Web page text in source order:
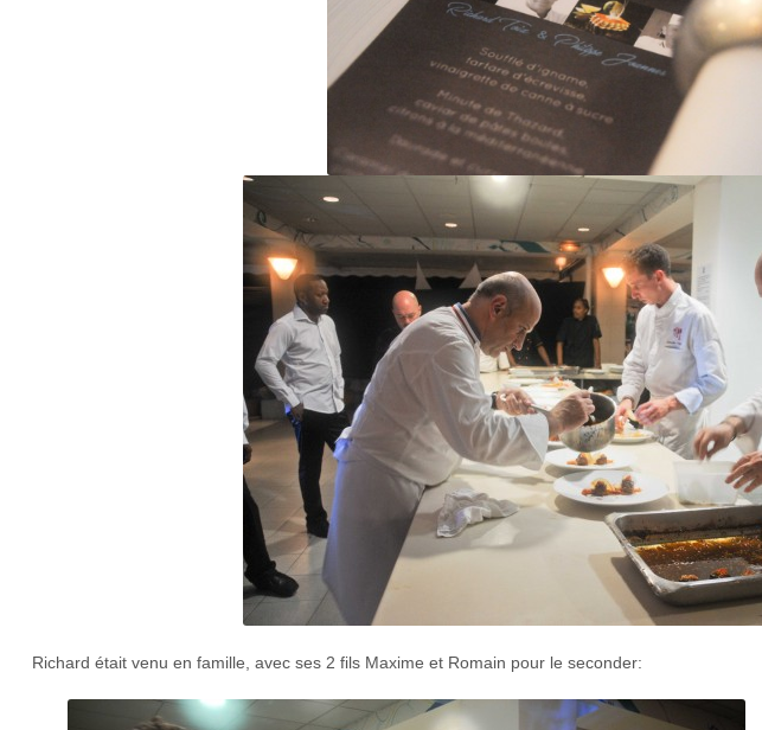
Richard était venu en famille, avec ses 2 fils Maxime et Romain pour le seconder: